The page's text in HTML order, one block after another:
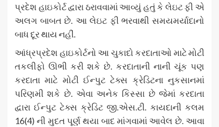
પ્રદેશ હાઇકોર્ટ દ્વારા ઠરાવવામાં આવ્યું હતું કે લેઇટ ફી એ
અલગ બાબત છે. આ લેઇટ ફી ભરવાથી સમયમર્યાદાનો
બાધ દૂર થાય નહીં.
આંધ્રપ્રદેશ હાઇકોર્ટનો આ ચુકાદો કરદાતાઓ માટે મોટી
તકલીફો ઊભી કરી શકે છે. કરદાતાની નાની ચૂંક પણ
કરદાતા માટે મોટી ઈન્પુટ ટેક્સ ક્રેડિટના નુકસાનમાં
પરિણમી શકે છે. એવા અનેક કિસ્સા છે જેમાં કરદાતા
દ્વારા ઈન્પુટ ટેક્સ ક્રેડિટ જી.એસ.ટી. કાયદાની કલમ
16(4) ની મુદત પૂર્ણ થયા બાદ માંગવામાં આવેલ છે. આવા